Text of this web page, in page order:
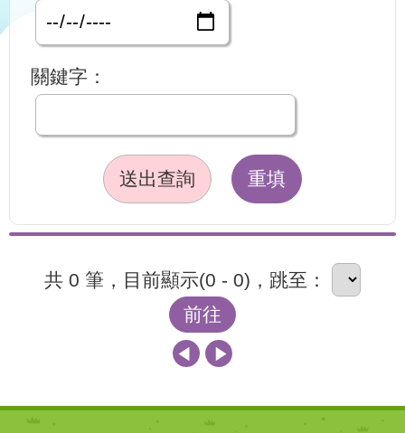
關鍵字：
送出查詢 重填
共 0 筆，目前顯示(0 - 0)，跳至：
前往